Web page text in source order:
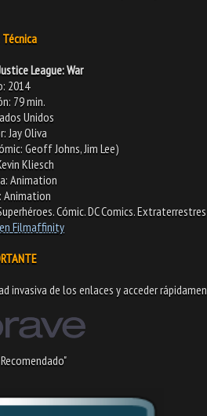
Técnica
League: War
2014
79 min.
Unidos
Jay Oliva
Geoff Johns, Jim Lee)
Kliesch
Animation
Animation
Cómic. DC Comics. Extraterrestres
Filmaffinity
invasiva de los enlaces y acceder